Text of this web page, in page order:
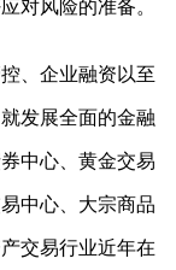
对风险的准备。
、企业融资以至
发展全面的金融
中心、黄金交易
中心、大宗商品
交易行业近年在